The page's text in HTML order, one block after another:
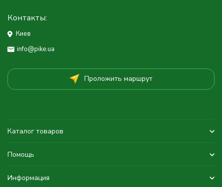
Контакты:
Киев
info@pike.ua
Проложить маршрут
Каталог товаров
Помощь
Информация